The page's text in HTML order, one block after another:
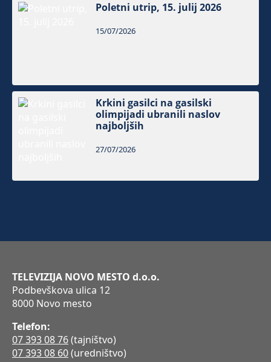
Poletni utrip, 15. julij 2026
15/07/2026
Krkini gasilci na gasilski
olimpijadi ubranili naslov
najboljših
27/07/2026
TELEVIZIJA NOVO MESTO d.o.o.
Podbevškova ulica 12
8000 Novo mesto
Telefon:
07 393 08 76(tajništvo)
07 393 08 60(uredništvo)